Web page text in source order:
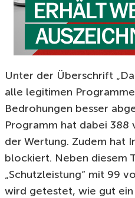
Unter der Überschrift
alle legitimen
Bedrohungen besser
Programm hat dabei
der Wertung. Zudem hat
blockiert. Neben diesem
„Schutzleistung“ mit 99
wird getestet, wie gut